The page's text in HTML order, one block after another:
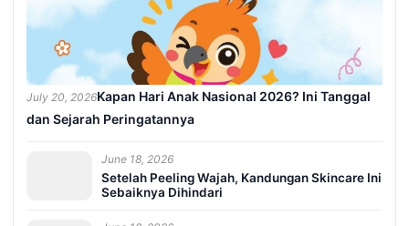
July 20, 2026Kapan Hari Anak Nasional 2026? Ini Tanggal
dan Sejarah Peringatannya
June 18, 2026
Setelah Peeling Wajah, Kandungan Skincare Ini
Sebaiknya Dihindari